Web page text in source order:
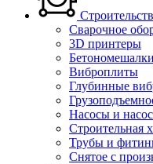
Сварочное
3D принтеры
Бетономешалки
Виброплиты
Глубинные
Насосы и
Строительная
Трубы и
Снятое с